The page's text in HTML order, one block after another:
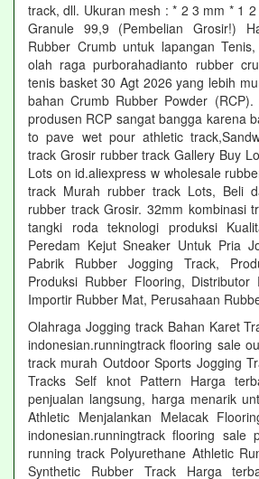
track, dll. Ukuran mesh : * 2 3 mm * 1
Granule 99,9 (Pembelian Grosir!)
Rubber Crumb untuk lapangan
olah raga purborahadianto rubber
tenis basket 30 Agt 2026 yang lebih
bahan Crumb Rubber Powder
produsen RCP sangat bangga karena
to pave wet pour athletic
track Grosir rubber track Gallery Buy
Lots on id.aliexpress w wholesale
track Murah rubber track Lots, Beli
rubber track Grosir. 32mm kombinasi
tangki roda teknologi produksi
Peredam Kejut Sneaker Untuk Pria
Pabrik Rubber Jogging Track,
Produksi Rubber Flooring, Distributor
Importir Rubber Mat, Perusahaan
Olahraga Jogging track Bahan Karet
indonesian.runningtrack flooring sale
track murah Outdoor Sports Jogging
Tracks Self knot Pattern Harga
penjualan langsung, harga menarik
Athletic Menjalankan Melacak
indonesian.runningtrack flooring sale
running track Polyurethane Athletic
Synthetic Rubber Track Harga